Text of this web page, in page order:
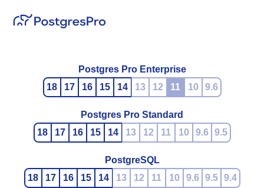
Postgres Pro Enterprise
18
17 16 15 14 13 12 11 10 9.6
Postgres Pro Standard
18
17 16 15 14 13 12 11 10 9.6 9.5
PostgreSQL
18
17 16 15 14 13 12 11 10 9.6 9.5 9.4